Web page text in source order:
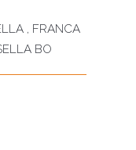
, FRANCA
BO